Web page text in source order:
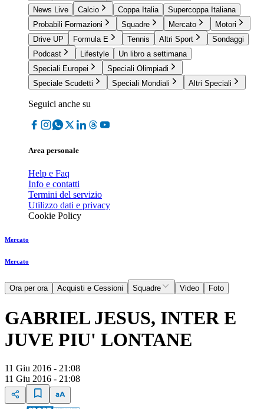
News Live
Calcio Coppa Italia
Supercoppa Italiana
Probabili Formazioni
Squadre Mercato
Motori
Drive UP
Formula E Tennis Altri Sport
Sondaggi
Podcast
Lifestyle
Un libro a settimana
Speciali Europei
Speciali Olimpiadi
Speciale Scudetti
Speciali Mondiali Altri Speciali
Seguici anche su
Area personale
Help e Faq
Info e contatti
Termini del servizio
Utilizzo dati e privacy
Cookie Policy
Mercato
Mercato
Ora per ora Acquisti e Cessioni Squadre Video Foto
GABRIEL JESUS, INTER E
JUVE PIU' LONTANE
11 Giu 2016 - 21:08
11 Giu 2016 - 21:08